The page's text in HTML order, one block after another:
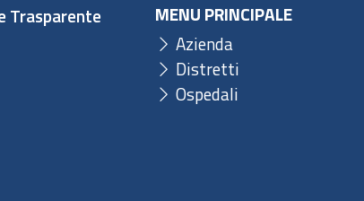
Trasparente
MENU PRINCIPALE
Azienda
Distretti
Ospedali